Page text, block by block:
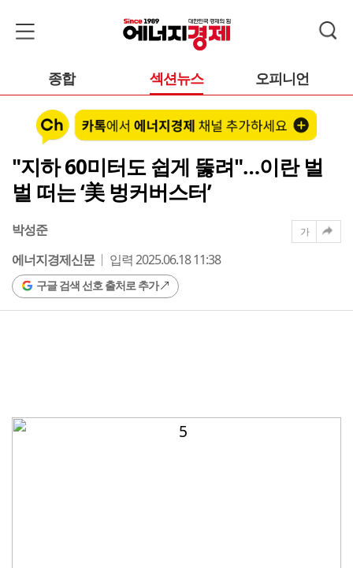
종합 섹션뉴스 오피니언
"지하 60미터도 쉽게 뚫려"…이란 벌
벌 떠는 ‘美 벙커버스터’
박성준
에너지경제신문
입력 2025.06.18 11:38
구글 검색 선호 출처로 추가
가